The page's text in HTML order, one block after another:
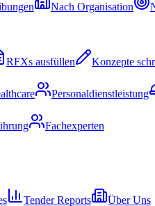
Nach Organisation
RFXs ausfüllen
Konzepte
Personaldienstleistung
Fachexperten
Tender Reports
Über Uns